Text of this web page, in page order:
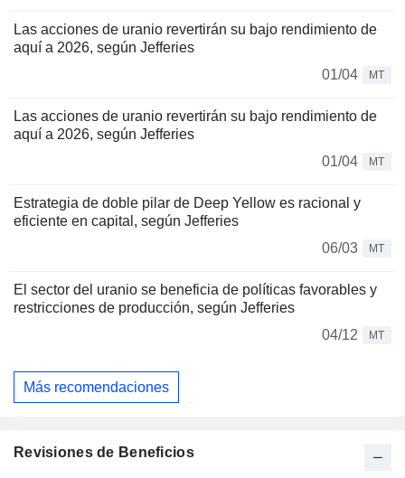
Las acciones de uranio revertirán su bajo rendimiento de
aquí a 2026, según Jefferies
01/04
MT
Las acciones de uranio revertirán su bajo rendimiento de
aquí a 2026, según Jefferies
01/04
MT
Estrategia de doble pilar de Deep Yellow es racional y
eficiente en capital, según Jefferies
06/03
MT
El sector del uranio se beneficia de políticas favorables y
restricciones de producción, según Jefferies
04/12
MT
Más recomendaciones
Revisiones de Beneficios